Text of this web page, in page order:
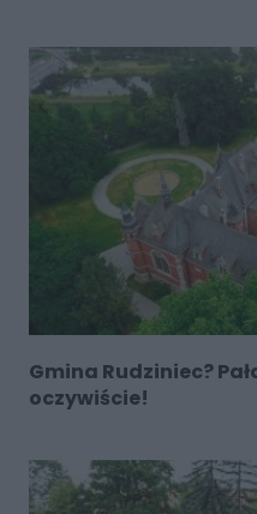
Gmina Rudziniec?
oczywiście!